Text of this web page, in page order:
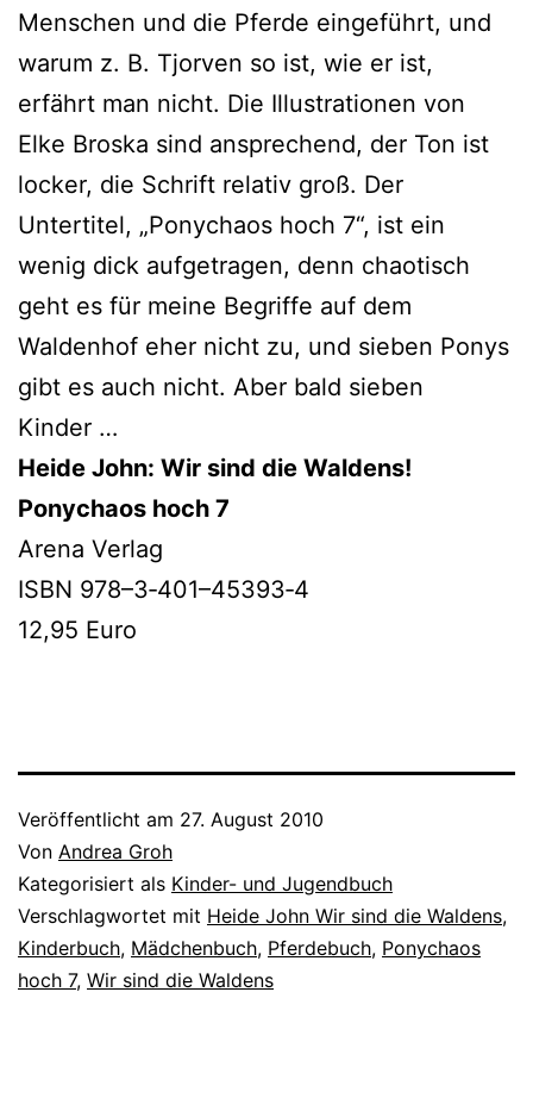
Menschen und die Pferde ein­ge­führt, und
war­um z. B. Tjorven so ist, wie er ist,
erfährt man nicht. Die Illustrationen von
Elke Broska sind anspre­chend, der Ton ist
locker, die Schrift rela­tiv groß. Der
Untertitel, „Ponychaos hoch 7“, ist ein
wenig dick auf­ge­tra­gen, denn chao­tisch
geht es für mei­ne Begriffe auf dem
Waldenhof eher nicht zu, und sie­ben Ponys
gibt es auch nicht. Aber bald sie­ben
Kinder …
Heide John: Wir sind die Waldens!
Ponychaos hoch 7
Arena Verlag
ISBN 978–3‑401–45393‑4
12,95 Euro
Veröffentlicht am 27. August 2010
Von Andrea Groh
Kategorisiert als Kinder- und Jugendbuch
Verschlagwortet mit Heide John Wir sind die Waldens,
Kinderbuch, Mädchenbuch, Pferdebuch, Ponychaos
hoch 7, Wir sind die Waldens